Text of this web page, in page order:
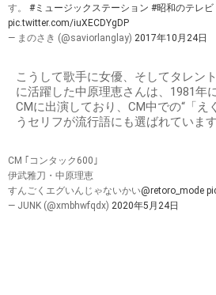
す。 #ミュージックステーション #昭和のテレビ
pic.twitter.com/iuXECDYgDP
— まのさき (@saviorlanglay) 2017年10月24日
こうして歌手に女優、そしてタレン
に活躍した中原理恵さんは、1981年
CMに出演しており、CM中での“「え
うセリフが流行語にも選ばれています
CM ｢コンタック600｣
伊武雅刀・中原理恵
すんごくエグいんじゃないかい@retoro_mode
— JUNK (@xmbhwfqdx) 2020年5月24日